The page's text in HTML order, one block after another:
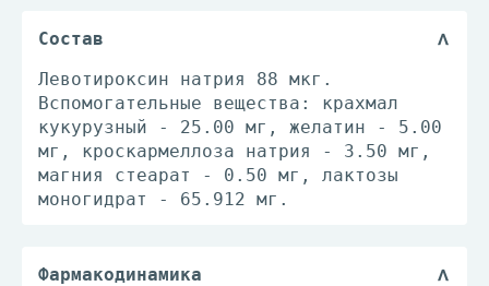
Состав
Левотироксин натрия 88 мкг.
Вспомогательные вещества: крахмал
кукурузный - 25.00 мг, желатин - 5.00
мг, кроскармеллоза натрия - 3.50 мг,
магния стеарат - 0.50 мг, лактозы
моногидрат - 65.912 мг.
Фармакодинамика